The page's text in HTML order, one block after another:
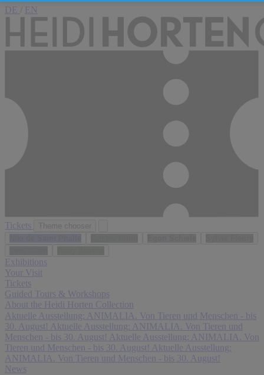
DE EN
Tickets
Theme chooser
Exhibitions
Your Visit
Tickets
Guided Tours & Workshops
About the Heidi Horten Collection
Aktuelle Ausstellung: ANIMALIA. Von Tieren und Menschen - bis
30. August! Aktuelle Ausstellung: ANIMALIA. Von Tieren und
Menschen - bis 30. August! Aktuelle Ausstellung: ANIMALIA. Von
Tieren und Menschen - bis 30. August! Aktuelle Ausstellung:
ANIMALIA. Von Tieren und Menschen - bis 30. August!
News